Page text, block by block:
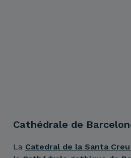
Cathédrale de
La Catedral de la Santa